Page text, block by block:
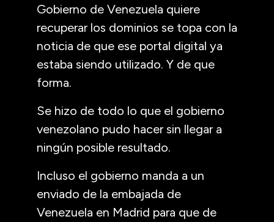
Gobierno de Venezuela quiere
recuperar los dominios se topa con la
noticia de que ese portal digital ya
estaba siendo utilizado. Y de que
forma.
Se hizo de todo lo que el gobierno
venezolano pudo hacer sin llegar a
ningún posible resultado.
Incluso el gobierno manda a un
enviado de la embajada de
Venezuela en Madrid para que de